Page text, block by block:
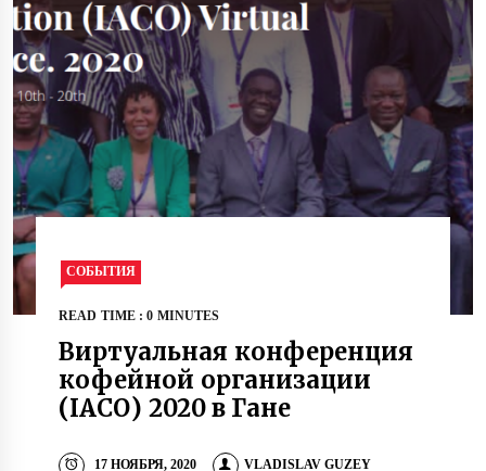
СОБЫТИЯ
READ TIME : 0 MINUTES
Виртуальная конференция
кофейной организации
(IACO) 2020 в Гане
17 НОЯБРЯ, 2020 VLADISLAV GUZEY